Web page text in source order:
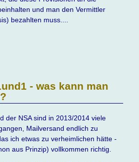
und man den Vermittler
bezahlten muss....
- was kann man
der NSA sind in 2013/2014 viele
Mailversand endlich zu
ich etwas zu verheimlichen hätte -
aus Prinzip) vollkommen richtig.